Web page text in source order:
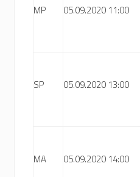
MP 05.09.2020 11:00
SP 05.09.2020 13:00
MA 05.09.2020 14:00